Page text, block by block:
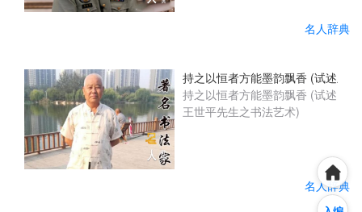
名人辞典
持之以恒者方能墨韵飘香 (试述王
持之以恒者方能墨韵飘香 (试述
王世平先生之书法艺术)
名人辞典